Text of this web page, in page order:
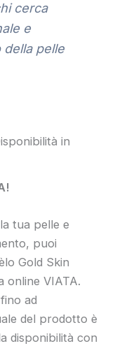
cerca
e
pelle
in
tua pelle e
puoi
Gold Skin
online VIATA.
ad
del prodotto è
disponibilità con